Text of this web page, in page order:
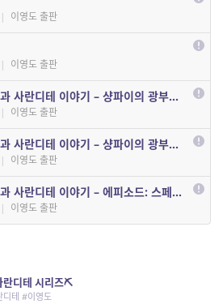
| 이영도 출판
| 이영도 출판
더스번 칼파랑과 사란디테 이야기 – 샹파이의 광부들 1
| 이영도 출판
더스번 칼파랑과 사란디테 이야기 – 샹파이의 광부들 2
| 이영도 출판
더스번 칼파랑과 사란디테 이야기 – 에피소드: 스페란 도서전에서
| 이영도 출판
란디테 시리즈⛏
테 #이영도